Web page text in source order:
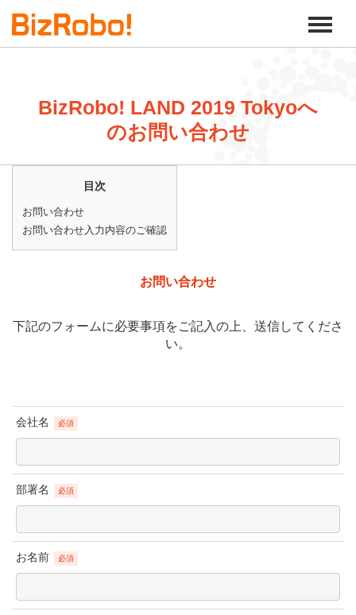
BizRobo! LAND 2019 Tokyoへ
のお問い合わせ
目次
お問い合わせ
お問い合わせ入力内容のご確認
お問い合わせ
下記のフォームに必要事項をご記入の上、送信してくださ
い。
会社名 必須
部署名 必須
お名前 必須